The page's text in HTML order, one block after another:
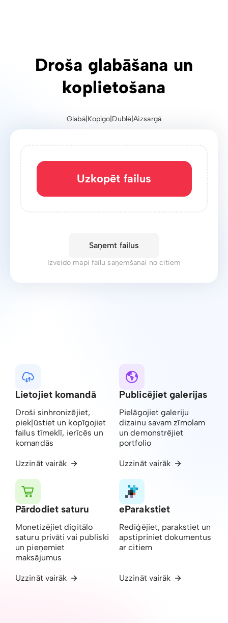
Uzticama un ātra lielu
failu pārsūtīšana
Uzkopēt failus
Saņemt failus
Izveido mapi failu saņemšanai no citiem
Lietojiet komandā
Droši sinhronizējiet,
piekļūstiet un kopīgojiet
failus tīmeklī, ierīcēs un
komandās
Uzzināt vairāk
Publicējiet galerijas
Pielāgojiet galeriju
dizainu savam zīmolam
un demonstrējiet
portfolio
Uzzināt vairāk
Pārdodiet saturu
Monetizējiet digitālo
saturu privāti vai publiski
un pieņemiet
maksājumus
Uzzināt vairāk
eParakstiet
Rediģējiet, parakstiet un
apstipriniet dokumentus
ar citiem
Uzzināt vairāk